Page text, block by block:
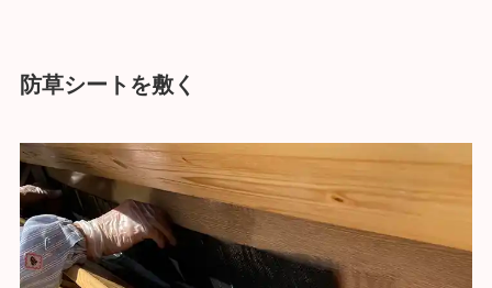
防草シートを敷く